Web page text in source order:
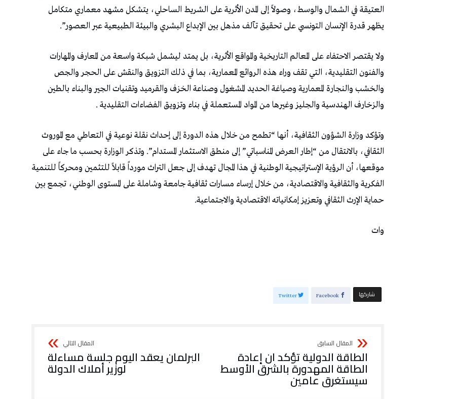
العتيقة في الشمال والوسط، وصولاً إلى المدن الأثرية على الشريط الساحلي، يتشكل مشهد معماري متكامل
يظهر قدرة الإنسان التونسي على تحقيق تآلف مذهل بين الإبداع البشري والبيئة الطبيعية عبر العصور”.
ولا يقتصر الاحتفاء على المعالم التاريخية والمواقع الأثرية، بل يمتد ليشمل شبكة واسعة من المعارف والمهارات
والفنون التقليدية، التي تقف وراء هذه الروائع المعمارية، بما في ذلك التزويق والنقش على الحجر والجص
والخشب والنجارة المعمارية وصياغة الحديد المشغول وصناعة الخزف والقرميد وتقنيات الجير والبناء بالطين
والزخارف الهندسية والجليز وغيرها من المواد المستعملة في بناء وتزويق الفضاءات التقليدية .
وتؤكد وزارة الشؤون الثقافية، أنها “تطمح من خلال هذه الدورة إلى إحداث نقلة نوعية في التعاطي مع الموروث
الثقافي، بالانتقال من “إطار العرض المناسباتي” إلى منطق الاستثمار المستدام”. وتذكر الوزارة بحسب ما جاء على
موقعها، أن الرؤية الإستراتيجية الوطنية في هذا المجال تهدف إلى جعل التراث مورداً قابلاً للتثمين ومحركاً للتنمية
الفكرية والثقافية والاقتصادية، من خلال إرساء مسارات ثقافية جامعة وشاملة على المستوى الوطني، تجمع بين
حماية الإرث الثقافي وتعزيز إمكانياته الاقتصادية والاجتماعية.
وات
‫‫ شاركها‬ Facebook
Twitter
الطاقة الدولية تؤكد ان إعادة
الطاقة المهدورة بالشرق الأوسط
سيستغرق عامين
البرلمان يعقد اليوم جلسة مساءلة
لوزير أملاك الدولة